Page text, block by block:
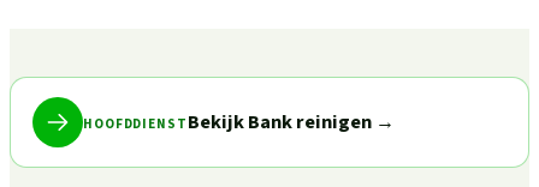
HOOFDDIENST Bekijk Bank reinigen→